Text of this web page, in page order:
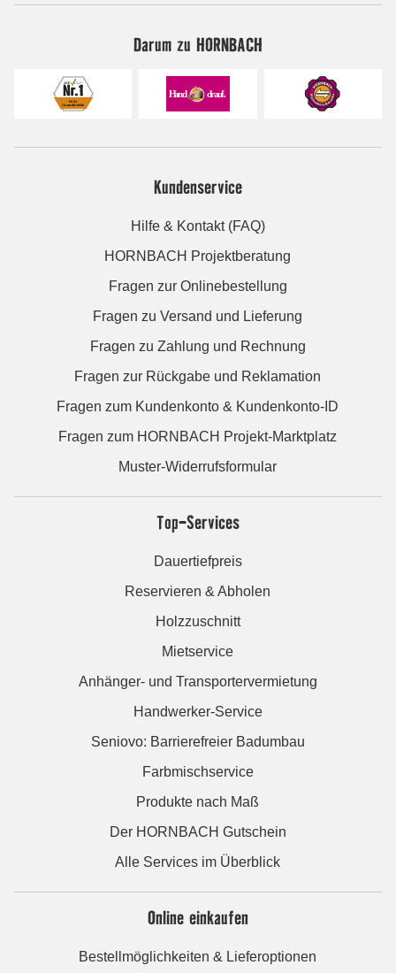
Darum zu HORNBACH
Kundenservice
Hilfe & Kontakt (FAQ)
HORNBACH Projektberatung
Fragen zur Onlinebestellung
Fragen zu Versand und Lieferung
Fragen zu Zahlung und Rechnung
Fragen zur Rückgabe und Reklamation
Fragen zum Kundenkonto & Kundenkonto-ID
Fragen zum HORNBACH Projekt-Marktplatz
Muster-Widerrufsformular
Top-Services
Dauertiefpreis
Reservieren & Abholen
Holzzuschnitt
Mietservice
Anhänger- und Transportervermietung
Handwerker-Service
Seniovo: Barrierefreier Badumbau
Farbmischservice
Produkte nach Maß
Der HORNBACH Gutschein
Alle Services im Überblick
Online einkaufen
Bestellmöglichkeiten & Lieferoptionen